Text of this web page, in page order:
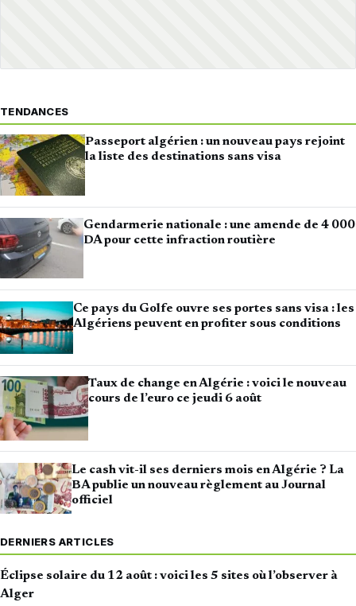
TENDANCES
Passeport algérien : un nouveau pays rejoint
la liste des destinations sans visa
Gendarmerie nationale : une amende de 4 000
DA pour cette infraction routière
Ce pays du Golfe ouvre ses portes sans visa : les
Algériens peuvent en profiter sous conditions
Taux de change en Algérie : voici le nouveau
cours de l’euro ce jeudi 6 août
Le cash vit-il ses derniers mois en Algérie ? La
BA publie un nouveau règlement au Journal
officiel
DERNIERS ARTICLES
Éclipse solaire du 12 août : voici les 5 sites où l’observer à
Alger